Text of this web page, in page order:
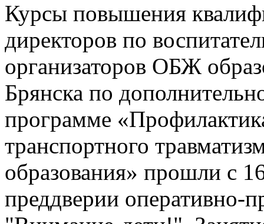
Курсы повышения
директоров по
организаторов ОБЖ
Брянска по
программе
транспортного
образования» прошли с
преддверии оперативно-